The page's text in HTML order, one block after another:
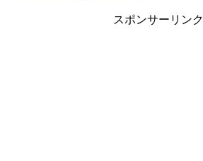
スポンサーリンク